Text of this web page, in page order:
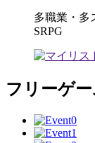
多職業・多
SRPG
フリーゲ